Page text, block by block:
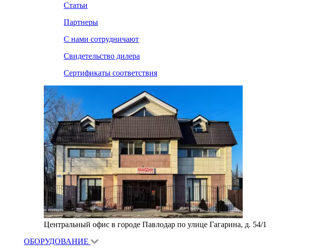
Статьи
Партнеры
С нами сотрудничают
Свидетельство дилера
Сертификаты соответствия
Центральный офис в городе Павлодар по улице Гагарина, д. 54/1
ОБОРУДОВАНИЕ